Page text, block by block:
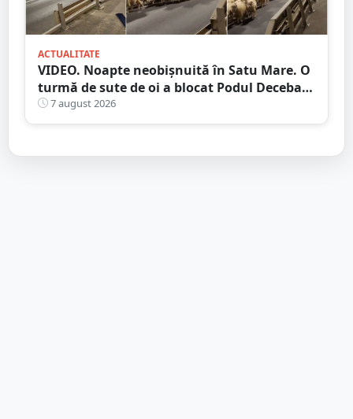
ACTUALITATE
VIDEO. Noapte neobișnuită în Satu Mare. O
turmă de sute de oi a blocat Podul Decebal.
Gest de apreciat al ciobanului
7 august 2026